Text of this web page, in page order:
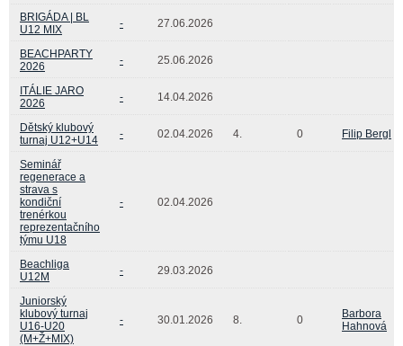
BRIGÁDA | BL
U12 MIX
- 27.06.2026
BEACHPARTY
2026
- 25.06.2026
ITÁLIE JARO
2026
- 14.04.2026
Dětský klubový
turnaj U12+U14
- 02.04.2026 4. 0 Filip Bergl
Seminář
regenerace a
strava s
kondiční
trenérkou
reprezentačního
týmu U18
- 02.04.2026
Beachliga
U12M
- 29.03.2026
Juniorský
klubový turnaj
U16-U20
(M+Ž+MIX)
- 30.01.2026 8. 0
Barbora
Hahnová